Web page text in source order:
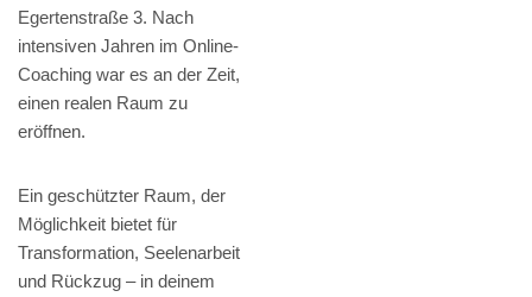
Egertenstraße 3. Nach
intensiven Jahren im Online-
Coaching war es an der Zeit,
einen realen Raum zu
eröffnen.
Ein geschützter Raum, der
Möglichkeit bietet für
Transformation, Seelenarbeit
und Rückzug – in deinem